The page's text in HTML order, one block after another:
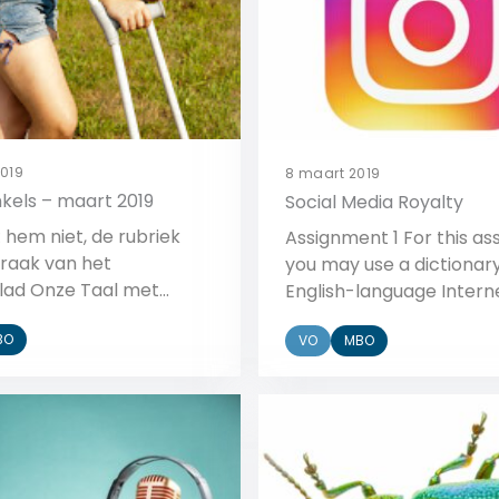
– maart 2019
niet, de rubriek
van het
Onze Taal met
voor Talent
een Ruggespraak-
Ruggespraak VO. Vier
met korte
8 maart 2019
Social Media Royalty
Assignment 1 For this
you may use a
English-language
list of words related to
words you already
look up any words you
Dutch but not in
them too. b Which
VO MBO